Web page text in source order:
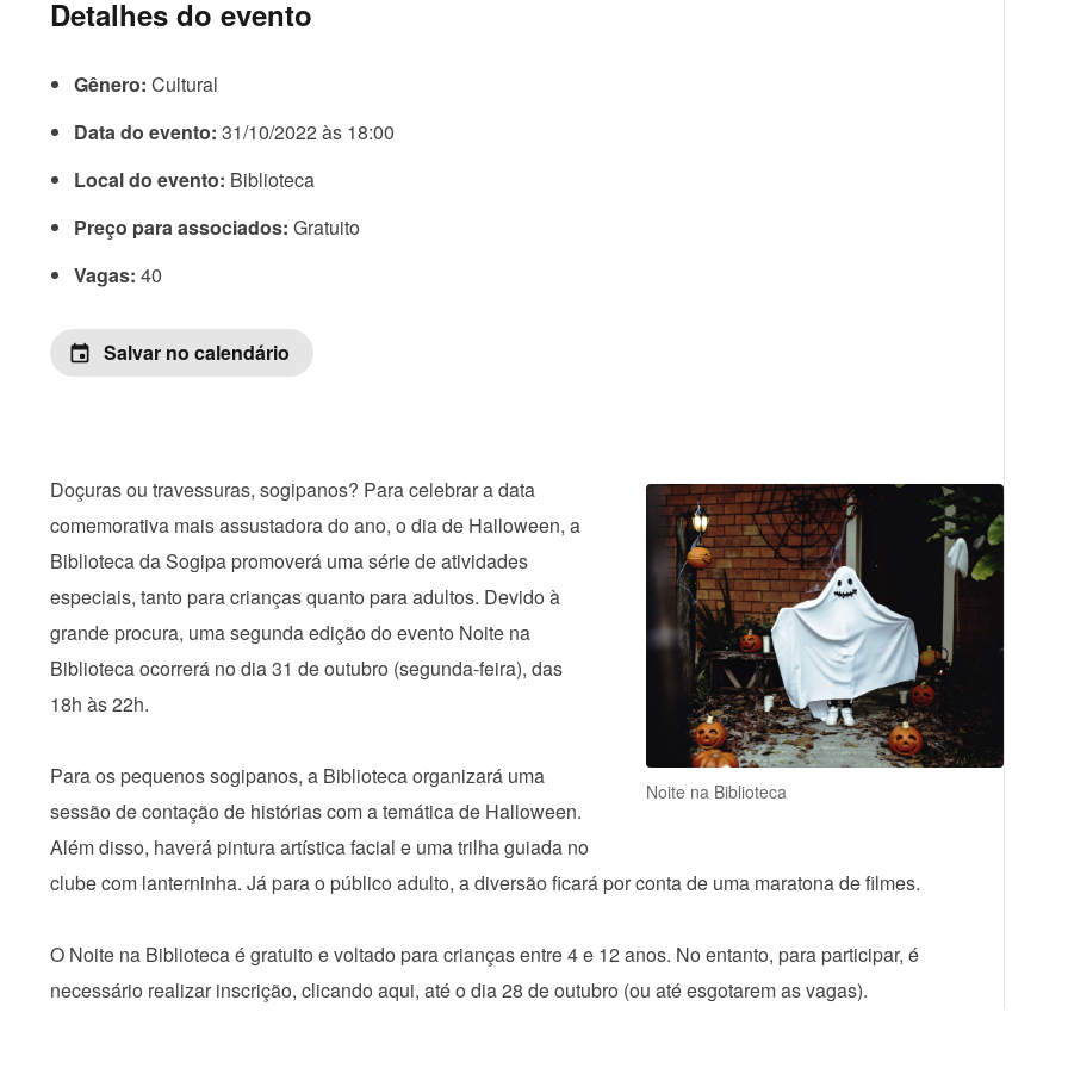
Detalhes do evento
Gênero: Cultural
Data do evento: 31/10/2022 às 18:00
Local do evento: Biblioteca
Preço para associados: Gratuito
Vagas: 40
event Salvar no calendário
Noite na Biblioteca
Doçuras ou travessuras, sogipanos? Para celebrar a data
comemorativa mais assustadora do ano, o dia de Halloween, a
Biblioteca da Sogipa promoverá uma série de atividades
especiais, tanto para crianças quanto para adultos. Devido à
grande procura, uma segunda edição do evento Noite na
Biblioteca ocorrerá no dia 31 de outubro (segunda-feira), das
18h às 22h.
Para os pequenos sogipanos, a Biblioteca organizará uma
sessão de contação de histórias com a temática de Halloween.
Além disso, haverá pintura artística facial e uma trilha guiada no
clube com lanterninha. Já para o público adulto, a diversão ficará por conta de uma maratona de filmes.
O Noite na Biblioteca é gratuito e voltado para crianças entre 4 e 12 anos. No entanto, para participar, é
necessário realizar inscrição, clicando aqui, até o dia 28 de outubro (ou até esgotarem as vagas).